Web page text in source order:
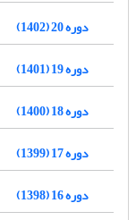
دوره 20 (1402)
دوره 19 (1401)
دوره 18 (1400)
دوره 17 (1399)
دوره 16 (1398)